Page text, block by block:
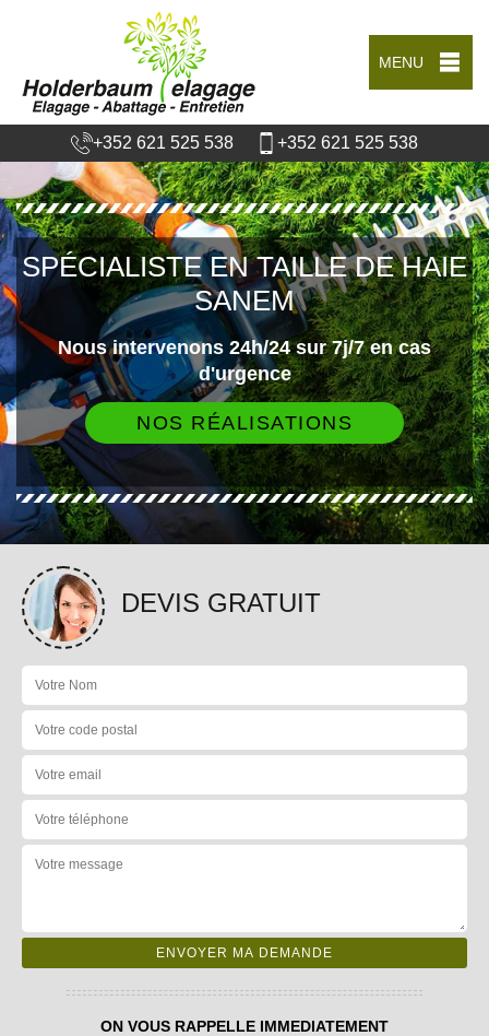
MENU
+352 621 525 538 +352 621 525 538
SPÉCIALISTE EN TAILLE DE HAIE
SANEM
Nous intervenons 24h/24 sur 7j/7 en cas
d'urgence
NOS RÉALISATIONS
DEVIS GRATUIT
ON VOUS RAPPELLE IMMEDIATEMENT